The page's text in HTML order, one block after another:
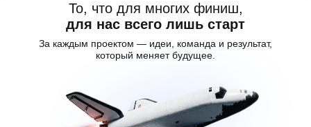
То, что для многих финиш,
для нас всего лишь старт
За каждым проектом — идеи, команда и результат,
который меняет будущее.